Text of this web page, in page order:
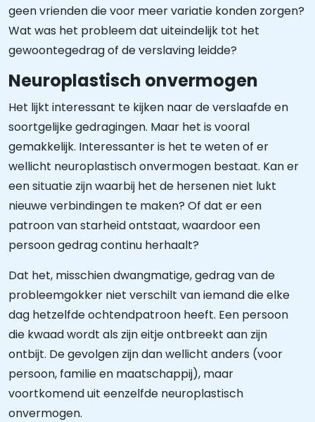
geen vrienden die voor meer variatie konden zorgen?
Wat was het probleem dat uiteindelijk tot het
gewoontegedrag of de verslaving leidde?
Neuroplastisch onvermogen
Het lijkt interessant te kijken naar de verslaafde en
soortgelijke gedragingen. Maar het is vooral
gemakkelijk. Interessanter is het te weten of er
wellicht neuroplastisch onvermogen bestaat. Kan er
een situatie zijn waarbij het de hersenen niet lukt
nieuwe verbindingen te maken? Of dat er een
patroon van starheid ontstaat, waardoor een
persoon gedrag continu herhaalt?
Dat het, misschien dwangmatige, gedrag van de
probleemgokker niet verschilt van iemand die elke
dag hetzelfde ochtendpatroon heeft. Een persoon
die kwaad wordt als zijn eitje ontbreekt aan zijn
ontbijt. De gevolgen zijn dan wellicht anders (voor
persoon, familie en maatschappij), maar
voortkomend uit eenzelfde neuroplastisch
onvermogen.